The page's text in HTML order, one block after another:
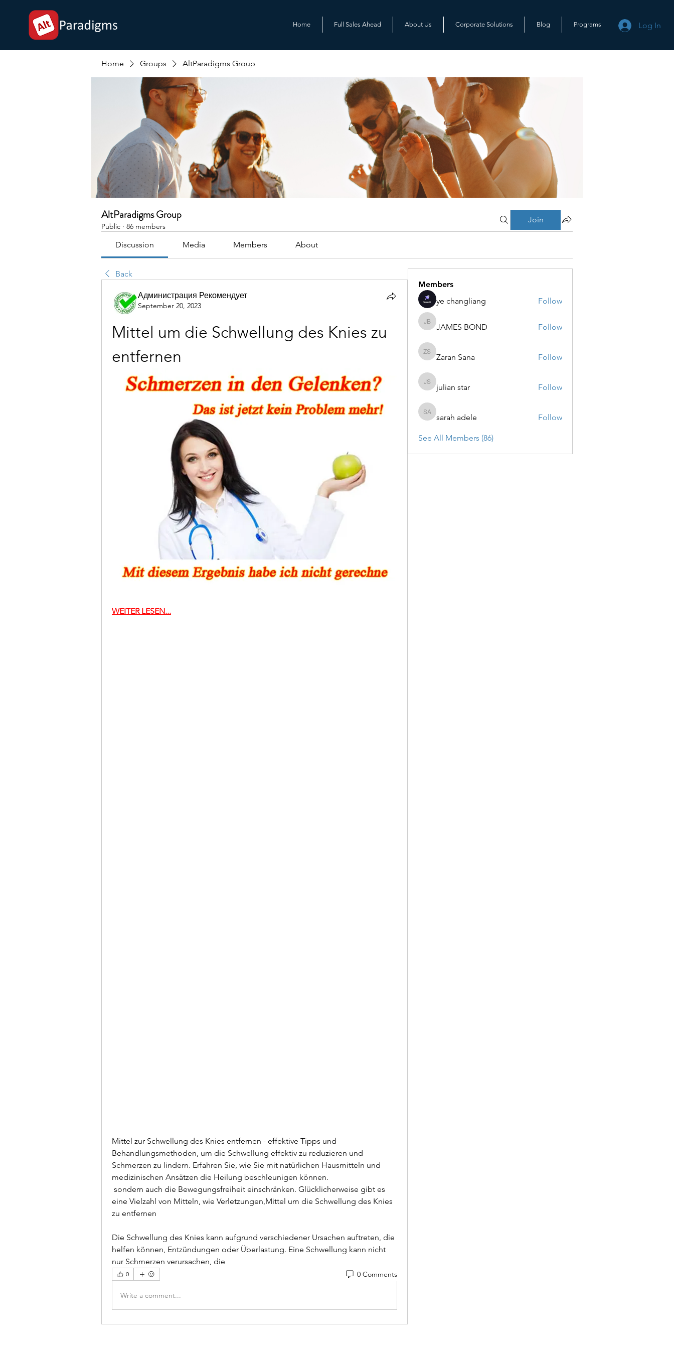
Home Full Sales Ahead About Us Corporate Solutions Blog Programs Log In
Home Groups AltParadigms Group
AltParadigms Group
Public · 86 members
Join
Discussion Media Members About
Back
Администрация Рекомендует
September 20, 2023
Mittel um die Schwellung des Knies zu
entfernen
WEITER LESEN...
Mittel zur Schwellung des Knies entfernen - effektive Tipps und
Behandlungsmethoden, um die Schwellung effektiv zu reduzieren und
Schmerzen zu lindern. Erfahren Sie, wie Sie mit natürlichen Hausmitteln und
medizinischen Ansätzen die Heilung beschleunigen können.
eine Vielzahl von Mitteln, wie Verletzungen,Mittel um die Schwellung des Knies
zu entfernen
Die Schwellung des Knies kann aufgrund verschiedener Ursachen auftreten, die
helfen können, Entzündungen oder Überlastung. Eine Schwellung kann nicht
nur Schmerzen verursachen, die
0 0 Comments
Write a comment...
Members
ye changliang
Follow
JAMES BOND
JAMES BOND Follow
Zaran Sana
Zaran Sana Follow
julian star
julian star Follow
sarah adele
sarah adele Follow
See All Members (86)